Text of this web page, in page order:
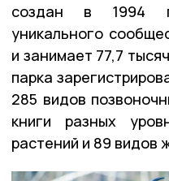
создан в 1994
уникального
и занимает 77,7
парка
285 видов
книги разных
растений и 89 видов